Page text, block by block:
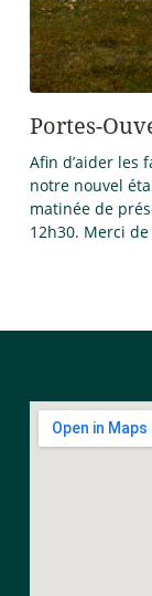
Portes-
Afin d’aider les
notre nouvel
matinée de
12h30. Merci